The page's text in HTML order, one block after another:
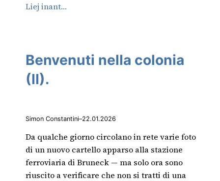
Liej inant…
Benvenuti nella colonia
(II).
Simon Constantini–22.01.2026
Da qualche giorno circolano in rete varie foto
di un nuovo cartello apparso alla stazione
ferroviaria di Bruneck — ma solo ora sono
riuscito a verificare che non si tratti di una